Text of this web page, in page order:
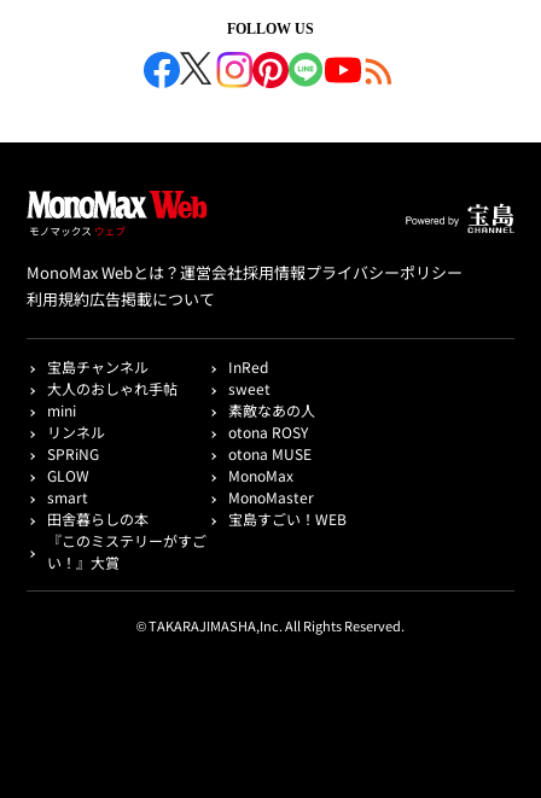
FOLLOW US
MonoMax Webとは？運営会社採用情報プライバシーポリシー
利用規約広告掲載について
宝島チャンネル
InRed
大人のおしゃれ手帖
sweet
mini
素敵なあの人
リンネル
otona ROSY
SPRiNG
otona MUSE
GLOW
MonoMax
smart
MonoMaster
田舎暮らしの本
宝島すごい！WEB
『このミステリーがすご
い！』大賞
© TAKARAJIMASHA,Inc. All Rights Reserved.